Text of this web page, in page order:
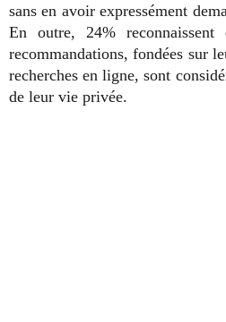
sans en avoir expressément
En outre, 24%
recommandations, fondées sur
recherches en ligne, sont
de leur vie privée.